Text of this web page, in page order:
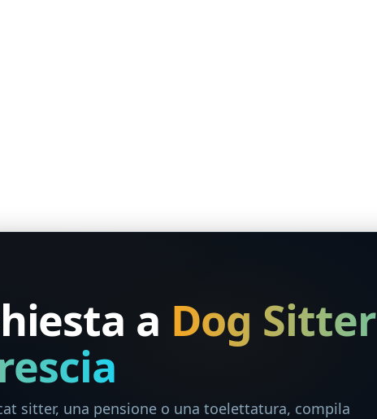
a Dog Sitter
sitter, una pensione o una toelettatura, compila